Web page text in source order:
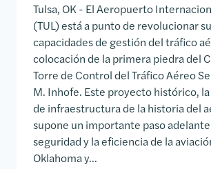
Tulsa, OK - El Aeropuerto
(TUL) está a punto de revolucionar
capacidades de gestión del tráfico
colocación de la primera piedra del
Torre de Control del Tráfico Aéreo
M. Inhofe. Este proyecto histórico,
de infraestructura de la historia del
supone un importante paso
seguridad y la eficiencia de la
Oklahoma y...